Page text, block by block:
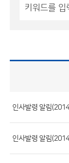
목
록
제
목,
인사발령 알림
인사발령 알림